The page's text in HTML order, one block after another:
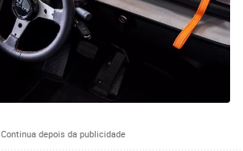
Continua depois da publicidade